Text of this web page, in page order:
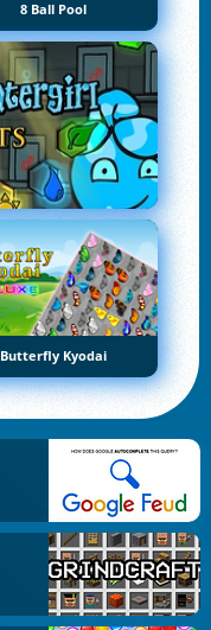
8 Ball Pool
Butterfly Kyodai